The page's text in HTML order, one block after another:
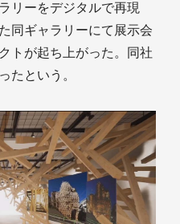
リーをデジタルで再現
同ギャラリーにて展示会
トが起ち上がった。同社
たという。